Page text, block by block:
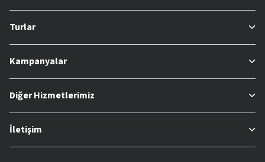
Turlar
Kampanyalar
Diğer Hizmetlerimiz
İletişim